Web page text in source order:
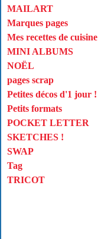
MAILART
Marques pages
Mes recettes de cuisine
MINI ALBUMS
NOËL
pages scrap
Petites décos d'1 jour !
Petits formats
POCKET LETTER
SKETCHES !
SWAP
Tag
TRICOT